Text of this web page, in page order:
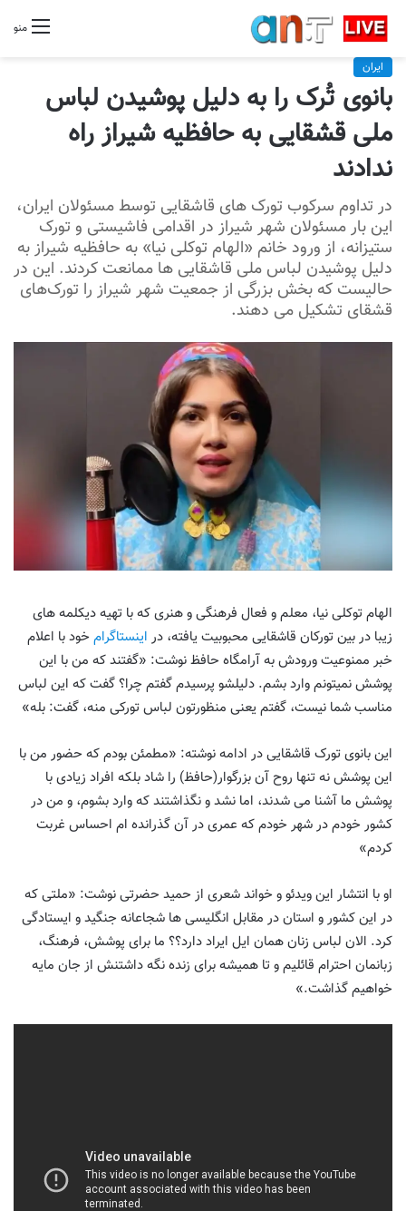
منو
ایران
بانوی تُرک را به دلیل پوشیدن لباس
ملی قشقایی به حافظیه شیراز راه
ندادند
در تداوم سرکوب تورک های قاشقایی توسط مسئولان ایران،
این بار مسئولان شهر شیراز در اقدامی فاشیستی و تورک
ستیزانه، از ورود خانم «الهام توکلی نیا» به حافظیه شیراز به
دلیل پوشیدن لباس ملی قاشقایی ها ممانعت کردند. این در
حالیست که بخش بزرگی از جمعیت شهر شیراز را تورک‌های
قشقای تشکیل می دهند.
الهام توکلی نیا، معلم و فعال فرهنگی و هنری که با تهیه دیکلمه های
زیبا در بین تورکان قاشقایی محبوبیت یافته، در اینستاگرامخود با اعلام
خبر ممنوعیت ورودش به آرامگاه حافظ نوشت: «گفتند که من با این
پوشش نمیتونم وارد بشم. دلیلشو پرسیدم گفتم چرا؟ گفت که این لباس
مناسب شما نیست، گفتم یعنی منظورتون لباس تورکی منه، گفت: بله»
این بانوی تورک قاشقایی در ادامه نوشته: «مطمئن بودم که حضور من با
این پوشش نه تنها روح آن بزرگوار(حافظ) را شاد بلکه افراد زیادی با
پوشش ما آشنا می شدند، اما نشد و نگذاشتند که وارد بشوم، و من در
کشور خودم در شهر خودم که عمری در آن گذرانده ام احساس غربت
کردم»
او با انتشار این ویدئو و خواند شعری از حمید حضرتی نوشت: «ملتی که
در این کشور و استان در مقابل انگلیسی ها شجاعانه جنگید و ایستادگی
کرد. الان لباس زنان همان ایل ایراد دارد؟؟ ما برای پوشش، فرهنگ،
زبانمان احترام قائلیم و تا همیشه برای زنده نگه داشتنش از جان مایه
خواهیم گذاشت.»